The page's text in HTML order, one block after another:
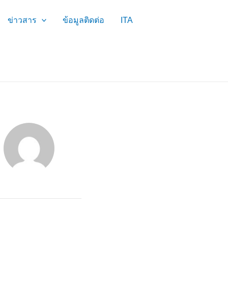
ข่าวสาร ข้อมูลติดต่อ ITA